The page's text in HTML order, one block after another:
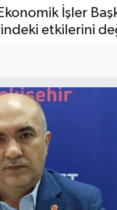
İşler
etkilerini